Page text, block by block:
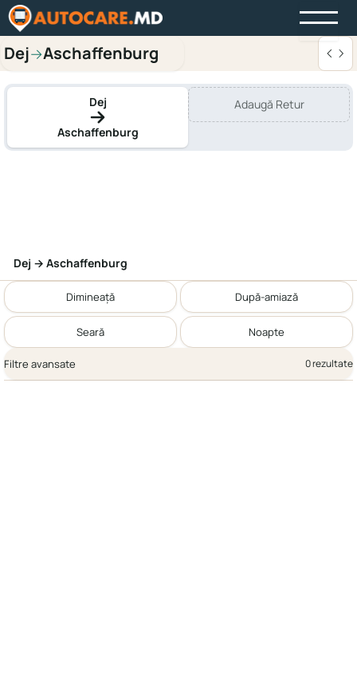
Dej→Aschaffenburg
Dej
Aschaffenburg
Adaugă Retur
Dej → Aschaffenburg
Dimineață După-amiază
Seară Noapte
Filtre avansate 0 rezultate